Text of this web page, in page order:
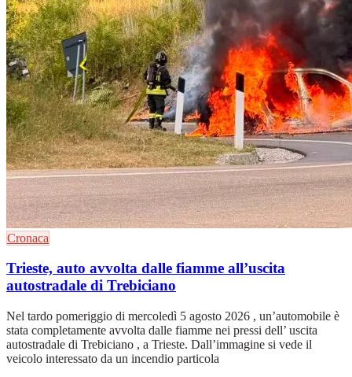
Cronaca
Trieste, auto avvolta dalle fiamme all’uscita
autostradale di Trebiciano
Nel tardo pomeriggio di mercoledì 5 agosto 2026 , un’automobile è
stata completamente avvolta dalle fiamme nei pressi dell’ uscita
autostradale di Trebiciano , a Trieste. Dall’immagine si vede il
veicolo interessato da un incendio particola